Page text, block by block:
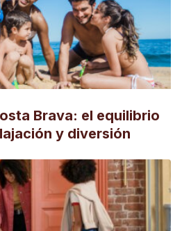
Brava: el equilibrio
y diversión